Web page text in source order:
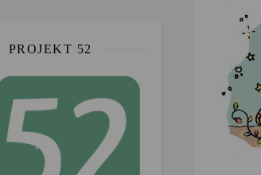
PROJEKT 52